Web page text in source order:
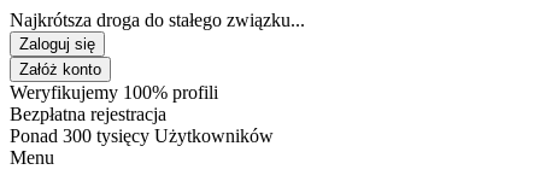
Najkrótsza droga do stałego związku...
Zaloguj się
Załóż konto
Weryfikujemy 100% profili
Bezpłatna rejestracja
Ponad 300 tysięcy Użytkowników
Menu